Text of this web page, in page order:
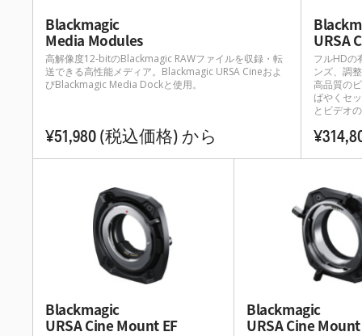
Blackmagic
Media Modules
高解像度12-bitのBlackmagic RAWファイルを収録・転
送できる高性能メディア。Blackmagic URSA Cineおよ
びBlackmagic Media Dockと使用。
¥51,980(税込価格) から
URSA
フルHDの
ンズ、調
高品質の
ばやくセ
とビデオ
Blackmagic
URSA Cine Mount EF
Blackmagic
URSA Cine